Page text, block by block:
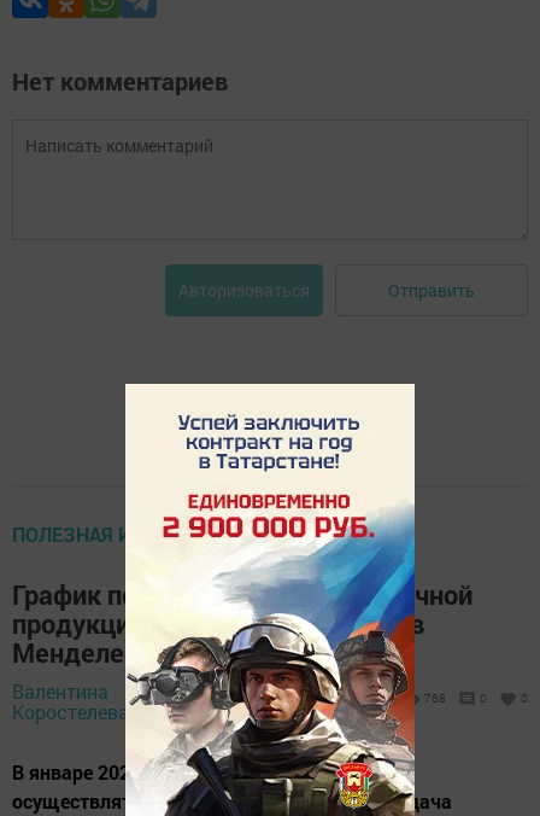
Нет комментариев
Авторизоваться Отправить
ПОЛЕЗНАЯ ИНФОРМАЦИЯ
График поставки и выдачи молочной
продукции на январь 2025 года в
Менделеевске
Валентина
Коростелева,
29 декабря 2024 -
16:34
768 0 0
В январе 2025 года в Менделеевске будет
осуществляться регулярная поставка и выдача